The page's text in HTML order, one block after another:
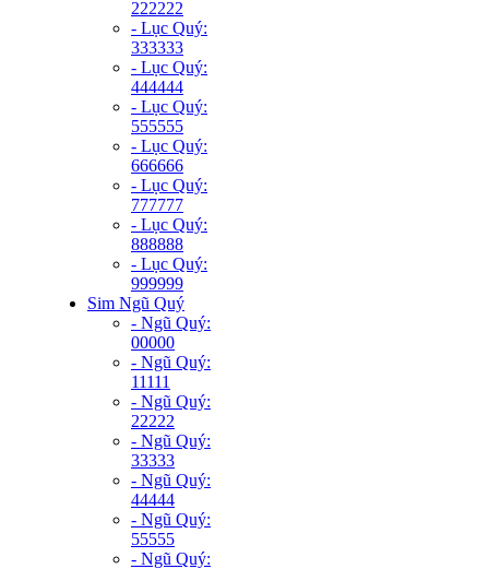
222222
- Lục Quý:
333333
- Lục Quý:
444444
- Lục Quý:
555555
- Lục Quý:
666666
- Lục Quý:
777777
- Lục Quý:
888888
- Lục Quý:
999999
Sim Ngũ Quý
- Ngũ Quý:
00000
- Ngũ Quý:
11111
- Ngũ Quý:
22222
- Ngũ Quý:
33333
- Ngũ Quý:
44444
- Ngũ Quý:
55555
- Ngũ Quý: